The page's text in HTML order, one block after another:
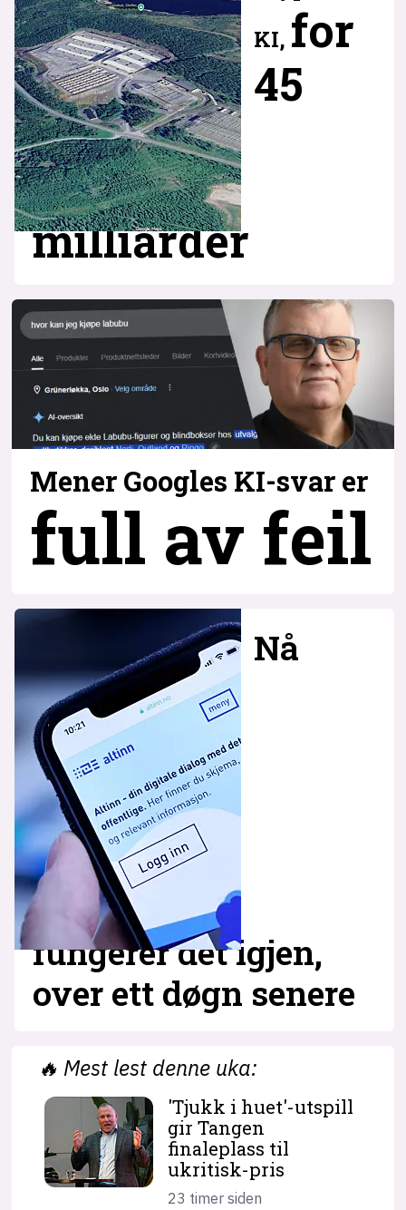
KI, for
45
milliarder
Mener Googles KI-svar er
full av feil
Nå
fungerer det igjen,
over ett døgn senere
🔥 Mest lest denne uka:
'Tjukk i huet'-utspill
gir Tangen
finaleplass til
ukritisk-pris
23 timer siden